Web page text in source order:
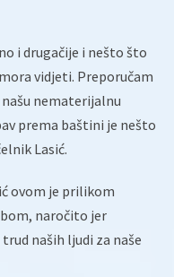
i drugačije i nešto što
vidjeti. Preporučam
nematerijalnu
prema baštini je nešto
Lasić.
ovom je prilikom
naročito jer
naših ljudi za naše